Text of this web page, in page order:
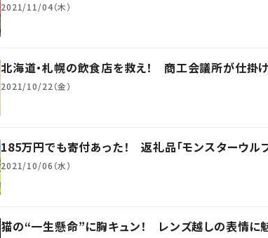
2021/11/04（木）
北海道・札幌の飲食店を救え！ 商工会議所が仕掛
2021/10/22（金）
185万円でも寄付あった！ 返礼品「モンスターウル
2021/10/06（水）
猫の“一生懸命”に胸キュン！ レンズ越しの表情に